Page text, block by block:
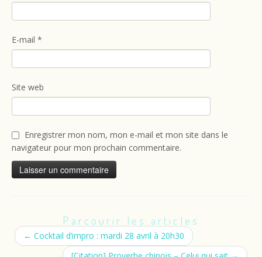
E-mail *
Site web
Enregistrer mon nom, mon e-mail et mon site dans le
navigateur pour mon prochain commentaire.
Parcourir les articles
← Cocktail d’impro : mardi 28 avril à 20h30